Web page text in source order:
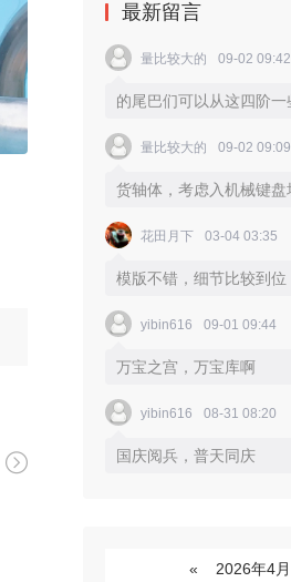
最新留言
量比较大的 09-02 09:42
量比较大的 09-02 09:09
花田月下 03-04 03:35
yibin616 09-01 09:44
万宝之宫，万宝库啊
yibin616 08-31 08:20
国庆阅兵，普天同庆
« 2026年4月